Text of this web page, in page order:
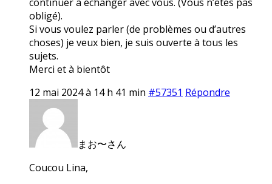
obligé).
Si vous voulez parler (de problèmes ou d’autres
choses) je veux bien, je suis ouverte à tous les
sujets.
Merci et à bientôt
12 mai 2024 à 14 h 41 min #57351 Répondre
まお〜さん
Coucou Lina,